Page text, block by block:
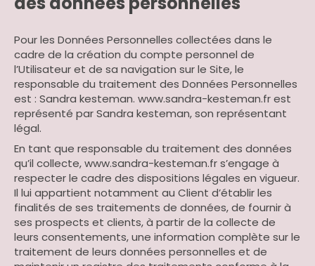
Pour les Données Personnelles collectées dans le
cadre de la création du compte personnel de
l’Utilisateur et de sa navigation sur le Site, le
responsable du traitement des Données Personnelles
est : Sandra kesteman. www.sandra-kesteman.fr est
représenté par Sandra kesteman, son représentant
légal.
En tant que responsable du traitement des données
qu’il collecte, www.sandra-kesteman.fr s’engage à
respecter le cadre des dispositions légales en vigueur.
Il lui appartient notamment au Client d’établir les
finalités de ses traitements de données, de fournir à
ses prospects et clients, à partir de la collecte de
leurs consentements, une information complète sur le
traitement de leurs données personnelles et de